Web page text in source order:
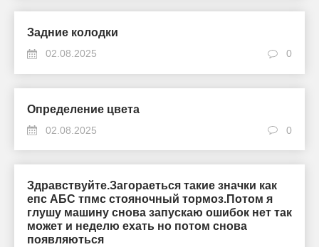
Задние колодки
02.08.2025 0
Определение цвета
02.08.2025 0
Здравствуйте.Загораеться такие значки как
епс АБС тпмс стояночный тормоз.Потом я
глушу машину снова запускаю ошибок нет так
может и неделю ехать но потом снова
появляються